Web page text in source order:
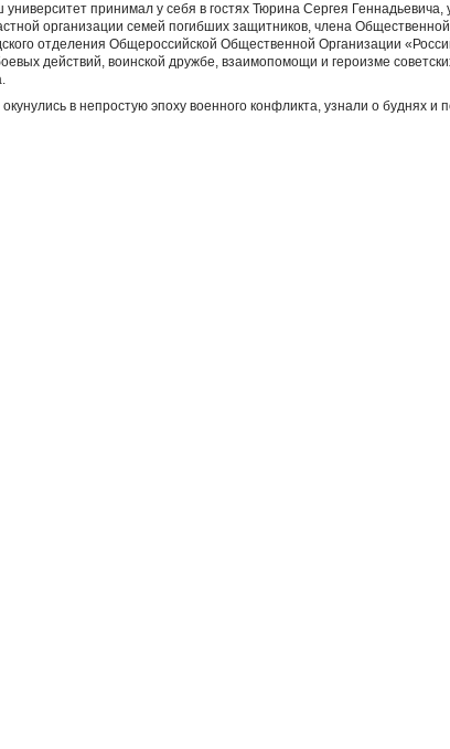
принимал у себя в гостях Тюрина Сергея Геннадьевича,
организации семей погибших защитников, члена
отделения Общероссийской Общественной Организации
действий, воинской дружбе, взаимопомощи и героизме
в непростую эпоху военного конфликта, узнали о буднях и